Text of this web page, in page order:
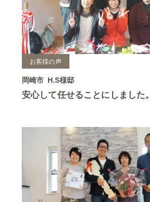
お客様の声
岡崎市 H.S様邸
安心して任せることにしました。